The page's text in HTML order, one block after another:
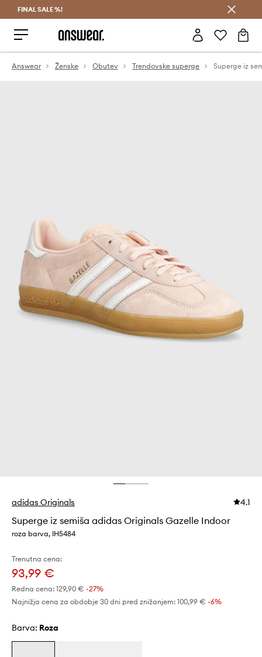
FINAL SALE %!
Answear Ženske Obutev Trendovske superge
adidas Originals 4.1
Superge iz semiša adidas Originals Gazelle Indoor
roza barva, IH5484
Trenutna cena:
93,99 €
Redna cena: 129,90 € -27%
Najnižja cena za obdobje 30 dni pred znižanjem: 100,99 € -6%
Barva: roza